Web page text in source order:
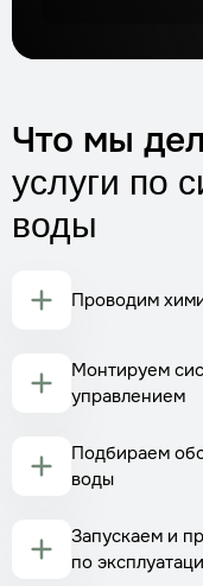
Что мы
услуги по
воды
Проводим
Монтируем
управлением
Подбираем
воды
Запускаем и
по